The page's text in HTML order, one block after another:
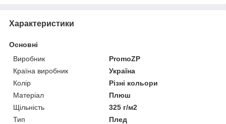
Характеристики
Основні
Виробник
PromoZP
Країна виробник
Україна
Колір
Різні кольори
Матеріал
Плюш
Щільність
325 г/м2
Тип
Плед